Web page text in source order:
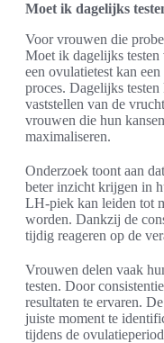
Moet ik dagelijks
Voor vrouwen die
Moet ik dagelijks testen
een ovulatietest kan
proces. Dagelijks
vaststellen van de
vrouwen die hun
maximaliseren.
Onderzoek toont aan
beter inzicht krijgen in
LH-piek kan leiden tot
worden. Dankzij de
tijdig reageren op de
Vrouwen delen vaak
testen. Door
resultaten te ervaren.
juiste moment te
tijdens de